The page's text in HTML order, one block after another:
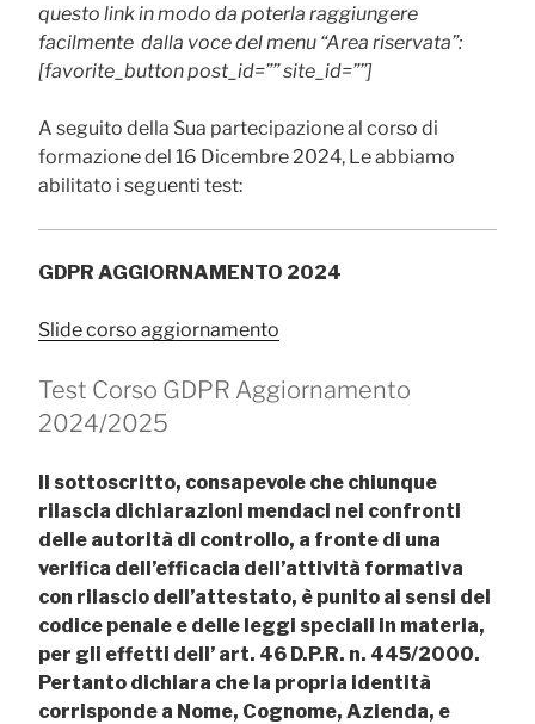
questo link in modo da poterla raggiungere
facilmente dalla voce del menu “Area riservata”:
[favorite_button post_id=”” site_id=””]
A seguito della Sua partecipazione al corso di
formazione del 16 Dicembre 2024, Le abbiamo
abilitato i seguenti test:
GDPR AGGIORNAMENTO 2024
Slide corso aggiornamento
Test Corso GDPR Aggiornamento
2024/2025
Il sottoscritto, consapevole che chiunque
rilascia dichiarazioni mendaci nei confronti
delle autorità di controllo, a fronte di una
verifica dell’efficacia dell’attività formativa
con rilascio dell’attestato, è punito ai sensi del
codice penale e delle leggi speciali in materia,
per gli effetti dell’ art. 46 D.P.R. n. 445/2000.
Pertanto dichiara che la propria identità
corrisponde a Nome, Cognome, Azienda, e